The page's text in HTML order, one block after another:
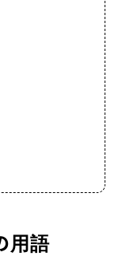
用語